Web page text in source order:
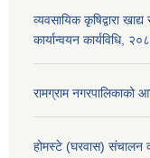
व्यवसायिक कृषिद्वारा
कार्यान्वयन कार्यविधि,
रामग्राम नगरपालिकाको
होमस्टे (घरवास) संचालन